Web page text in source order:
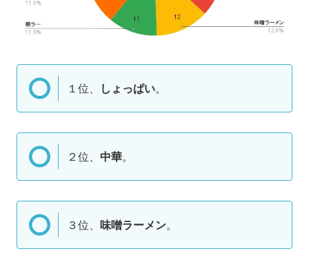
１位、 しょっぱい。
２位、 中華。
３位、 味噌ラーメン。